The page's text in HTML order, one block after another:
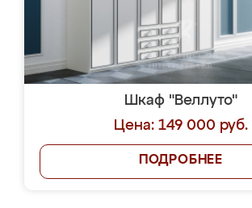
Шкаф "Веллуто"
Цена: 149 000 руб.
ПОДРОБНЕЕ